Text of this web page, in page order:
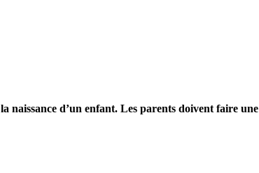
naissance d’un enfant. Les parents doivent faire une